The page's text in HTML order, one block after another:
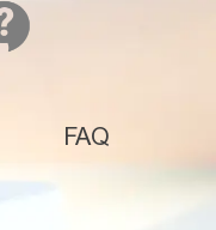
FAQ